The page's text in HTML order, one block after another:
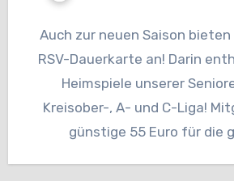
Auch zur neuen Saison
RSV-Dauerkarte an! Darin
Heimspiele unserer
Kreisober-, A- und C-Liga!
günstige 55 Euro für die